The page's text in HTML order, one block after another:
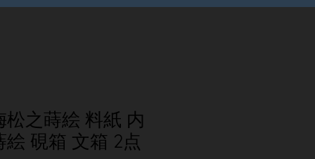
之蒔絵 料紙 内
硯箱 文箱 2点